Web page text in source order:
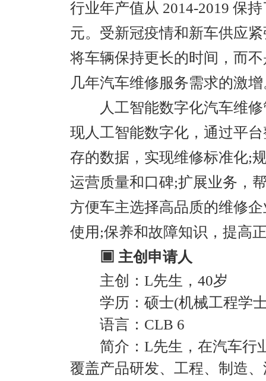
行业年产值从 2014-2019 保
元。受新冠疫情和新车供应
将车辆保持更长的时间，而
几年汽车维修服务需求的激
人工智能数字化汽车维修
现人工智能数字化，通过平
存的数据，实现维修标准化;
运营质量和口碑;扩展业务，
方便车主选择高品质的维修
使用;保养和故障知识，提高
▣ 主创申请人
主创：L先生，40岁
学历：硕士(机械工程学士
语言：CLB 6
简介：L先生，在汽车行
覆盖产品研发、工程、制造